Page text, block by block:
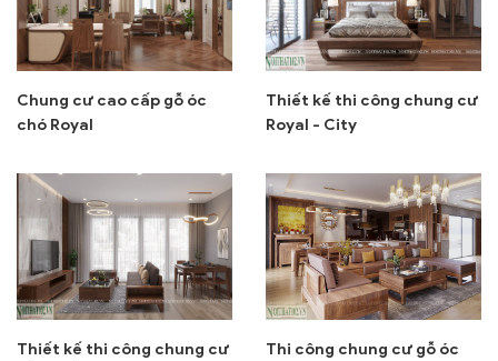
Chung cư cao cấp gỗ óc
chó Royal
Thiết kế thi công chung cư
Royal - City
Thiết kế thi công chung cư
Thi công chung cư gỗ óc